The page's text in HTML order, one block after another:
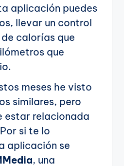
aplicación puedes
llevar un control
calorías que
que
meses he visto
similares, pero
estar relacionada
si te lo
aplicación se
, una